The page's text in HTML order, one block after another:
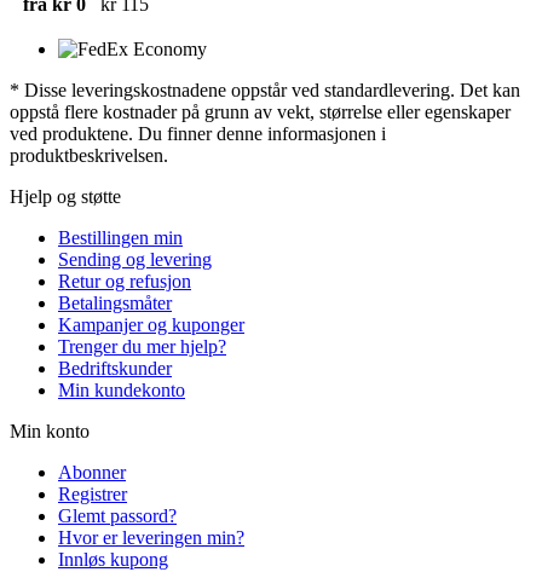
fra kr 0
kr 115
* Disse leveringskostnadene oppstår ved standardlevering. Det kan
oppstå flere kostnader på grunn av vekt, størrelse eller egenskaper
ved produktene. Du finner denne informasjonen i
produktbeskrivelsen.
Hjelp og støtte
Bestillingen min
Sending og levering
Retur og refusjon
Betalingsmåter
Kampanjer og kuponger
Trenger du mer hjelp?
Bedriftskunder
Min kundekonto
Min konto
Abonner
Registrer
Glemt passord?
Hvor er leveringen min?
Innløs kupong